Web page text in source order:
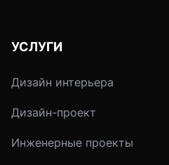
УСЛУГИ
Дизайн интерьера
Дизайн-проект
Инженерные проекты